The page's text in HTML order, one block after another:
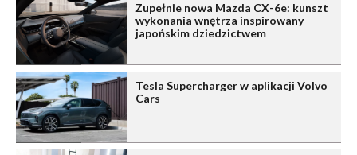
Zupełnie nowa Mazda CX-6e: kunszt
wykonania wnętrza inspirowany
japońskim dziedzictwem
Tesla Supercharger w aplikacji Volvo
Cars